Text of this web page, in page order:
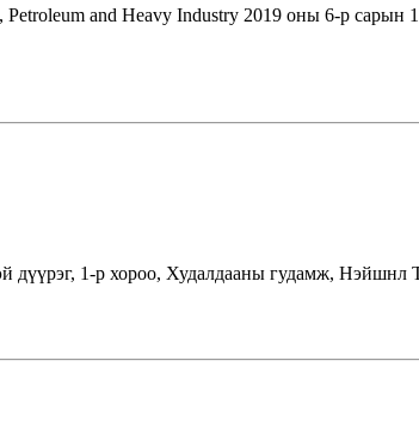
and Heavy Industry 2019 оны 6-р сарын
дүүрэг, 1-р хороо, Худалдааны гудамж, Нэйшнл